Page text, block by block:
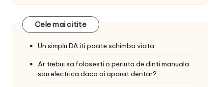
Cele mai citite
Un simplu DA iti poate schimba viata
Ar trebui sa folosesti o periuta de dinti manuala
sau electrica daca ai aparat dentar?